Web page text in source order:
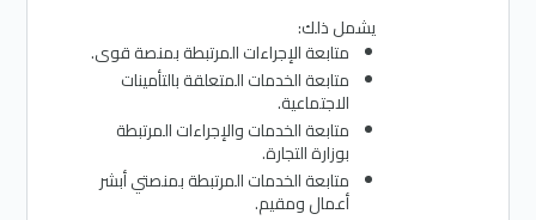
يشمل ذلك:
متابعة الإجراءات المرتبطة بمنصة قوى.
متابعة الخدمات المتعلقة بالتأمينات
الاجتماعية.
متابعة الخدمات والإجراءات المرتبطة
بوزارة التجارة.
متابعة الخدمات المرتبطة بمنصتي أبشر
أعمال ومقيم.